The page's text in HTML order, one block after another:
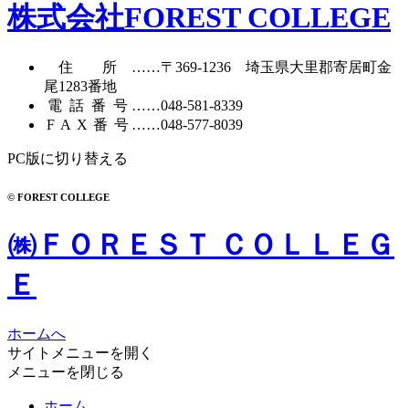
株式会社FOREST COLLEGE
住所……〒369-1236 埼玉県大里郡寄居町金
尾1283番地
電話番号……048-581-8339
FAX番号……048-577-8039
PC版に切り替える
© FOREST COLLEGE
㈱ＦＯＲＥＳＴ ＣＯＬＬＥＧ
Ｅ
ホームへ
サイトメニューを開く
メニューを閉じる